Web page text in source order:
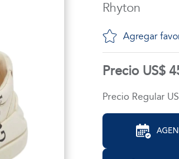
Rhyton
Agregar
Precio US$
Precio Regular